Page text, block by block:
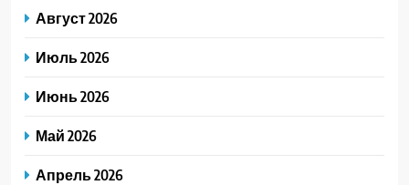
Август 2026
Июль 2026
Июнь 2026
Май 2026
Апрель 2026